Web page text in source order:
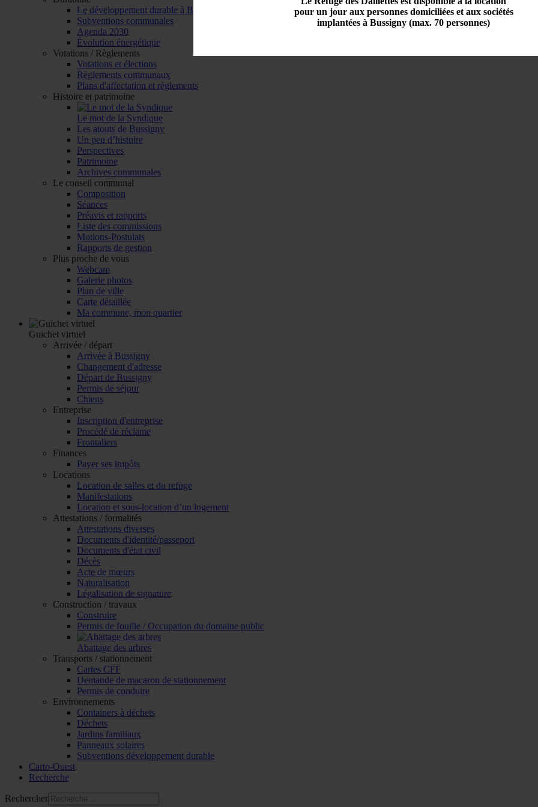
pour un jour aux personnes domiciliées et aux sociétés
implantées à Bussigny (max. 70 personnes)
Le développement durable à Bussigny
Subventions communales
Agenda 2030
Évolution énergétique
Votations / Règlements
Votations et élections
Règlements communaux
Plans d'affectation et règlements
Histoire et patrimoine
Le mot de la Syndique
Les atouts de Bussigny
Un peu d’histoire
Perspectives
Patrimoine
Archives communales
Le conseil communal
Composition
Séances
Préavis et rapports
Liste des commissions
Motions-Postulats
Rapports de gestion
Plus proche de vous
Webcam
Galerie photos
Plan de ville
Carte détaillée
Ma commune, mon quartier
Guichet virtuel
Arrivée / départ
Arrivée à Bussigny
Changement d'adresse
Départ de Bussigny
Permis de séjour
Chiens
Entreprise
Inscription d'entreprise
Procédé de réclame
Frontaliers
Finances
Payer ses impôts
Locations
Location de salles et du refuge
Manifestations
Location et sous-location d’un logement
Attestations / formalités
Attestations diverses
Documents d'identité/passeport
Documents d'état civil
Décès
Acte de mœurs
Naturalisation
Légalisation de signature
Construction / travaux
Construire
Permis de fouille / Occupation du domaine public
Abattage des arbres
Transports / stationnement
Cartes CFF
Demande de macaron de stationnement
Permis de conduire
Environnements
Containers à déchets
Déchets
Jardins familiaux
Panneaux solaires
Subventions développement durable
Carto-Ouest
Recherche
Rechercher